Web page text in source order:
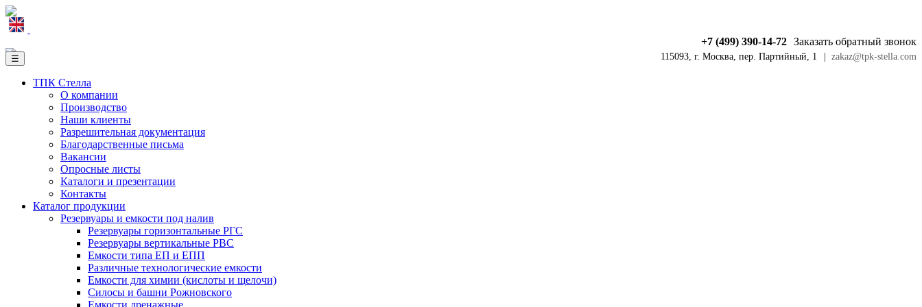
Заказать обратный звонок
+7 (499) 390-14-72
zakaz@tpk-stella.com
115093, г. Москва, пер. Партийный, 1
☰
ТПК Стелла
О компании
Производство
Наши клиенты
Разрешительная документация
Благодарственные письма
Вакансии
Опросные листы
Каталоги и презентации
Контакты
Каталог продукции
Резервуары и емкости под налив
Резервуары горизонтальные РГС
Резервуары вертикальные РВС
Емкости типа ЕП и ЕПП
Различные технологические емкости
Емкости для химии (кислоты и щелочи)
Силосы и башни Рожновского
Емкости дренажные